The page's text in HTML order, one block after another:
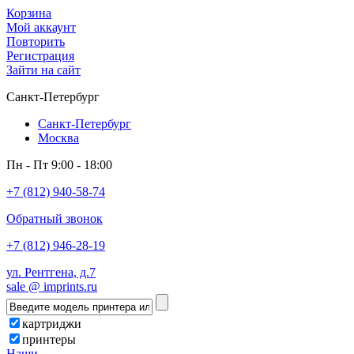
Корзина
Мой аккаунт
Повторить
Регистрация
Зайти на сайт
Санкт-Петербург
Санкт-Петербург
Москва
Пн - Пт 9:00 - 18:00
+7 (812) 940-58-74
Обратный звонок
+7 (812) 946-28-19
ул. Рентгена, д.7
sale @ imprints.ru
картриджи
принтеры